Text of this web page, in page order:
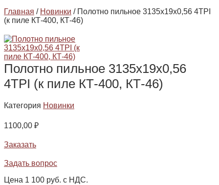
Главная / Новинки / Полотно пильное 3135х19х0,56 4TPI
(к пиле КТ-400, КТ-46)
Полотно пильное 3135х19х0,56
4TPI (к пиле КТ-400, КТ-46)
Категория Новинки
1100,00 ₽
Заказать
Задать вопрос
Цена 1 100 руб. с НДС.